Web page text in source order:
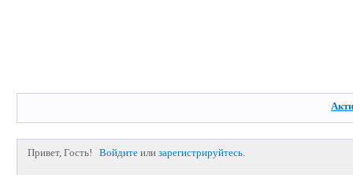
Привет, Гость! Войдите илизарегистрируйтесь.